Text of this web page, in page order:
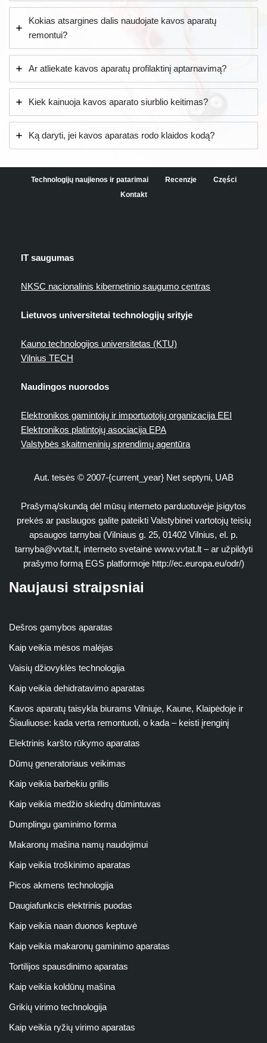
Kokias atsargines dalis naudojate kavos aparatų
remontui?
Ar atliekate kavos aparatų profilaktinį aptarnavimą?
Kiek kainuoja kavos aparato siurblio keitimas?
Ką daryti, jei kavos aparatas rodo klaidos kodą?
Technologijų naujienos ir patarimai Recenzje
Części
Kontakt
IT saugumas
NKSC nacionalinis kibernetinio saugumo centras
Lietuvos universitetai technologijų srityje
Kauno technologijos universitetas (KTU)
Vilnius TECH
Naudingos nuorodos
Elektronikos gamintojų ir importuotojų organizacija EEI
Elektronikos platintojų asociacija EPA
Valstybės skaitmeninių sprendimų agentūra
Aut. teisės © 2007-{current_year} Net septyni, UAB
Prašymą/skundą dėl mūsų interneto parduotuvėje įsigytos
prekės ar paslaugos galite pateikti Valstybinei vartotojų teisių
apsaugos tarnybai (Vilniaus g. 25, 01402 Vilnius, el. p.
tarnyba@vvtat.lt, interneto svetainė www.vvtat.lt – ar užpildyti
prašymo formą EGS platformoje http://ec.europa.eu/odr/)
Naujausi straipsniai
Dešros gamybos aparatas
Kaip veikia mėsos malėjas
Vaisių džiovyklės technologija
Kaip veikia dehidratavimo aparatas
Kavos aparatų taisykla biurams Vilniuje, Kaune, Klaipėdoje ir
Šiauliuose: kada verta remontuoti, o kada – keisti įrenginį
Elektrinis karšto rūkymo aparatas
Dūmų generatoriaus veikimas
Kaip veikia barbekiu grillis
Kaip veikia medžio skiedrų dūmintuvas
Dumplingu gaminimo forma
Makaronų mašina namų naudojimui
Kaip veikia troškinimo aparatas
Picos akmens technologija
Daugiafunkcis elektrinis puodas
Kaip veikia naan duonos keptuvė
Kaip veikia makaronų gaminimo aparatas
Tortilijos spausdinimo aparatas
Kaip veikia koldūnų mašina
Grikių virimo technologija
Kaip veikia ryžių virimo aparatas